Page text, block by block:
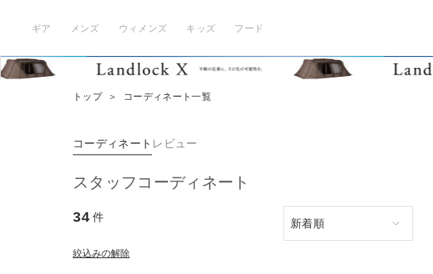
ギア メンズ ウィメンズ キッズ フード
トップ ＞ コーディネート一覧
コーディネート レビュー
スタッフコーディネート
34 件
絞込みの解除